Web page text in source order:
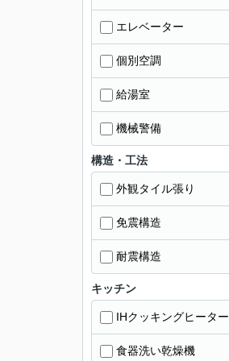
エレベーター
個別空調
給湯室
機械警備
構造・工法
外観タイル張り
免震構造
耐震構造
キッチン
IHクッキングヒーター
食器洗い乾燥機